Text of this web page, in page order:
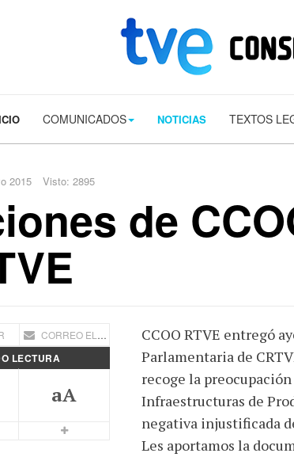
COMUNICADOS NOTICIAS TEXTOS
2015 Visto: 2895
de
CORREO ELECTRÓNICO
LECTURA
aA
mas pequeña Letra más grande
CCOO RTVE entregó
Parlamentaria de
recoge la
Infraestructuras de
negativa injustificada
Les aportamos la